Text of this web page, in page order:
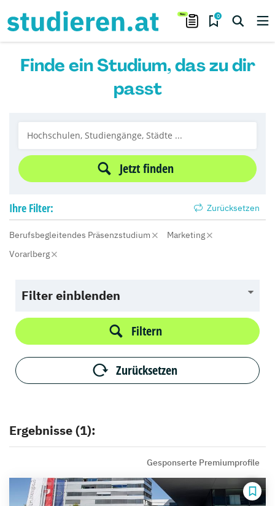
0
Finde ein Studium, das zu dir
passt
Jetzt finden
Ihre Filter: Zurücksetzen
Berufsbegleitendes Präsenzstudium
Marketing
Vorarlberg
Filter einblenden
Filtern
Zurücksetzen
Ergebnisse (1):
Gesponserte Premiumprofile